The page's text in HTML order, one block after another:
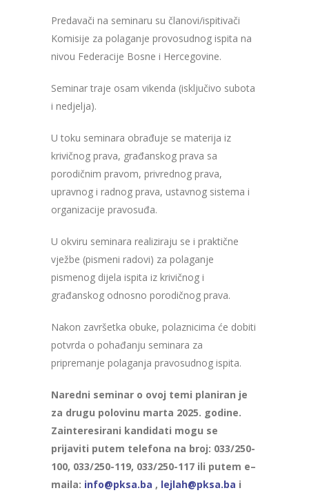
Predavači na seminaru su članovi/ispitivači
Komisije za polaganje provosudnog ispita na
nivou Federacije Bosne i Hercegovine.
Seminar traje osam vikenda (isključivo subota
i nedjelja).
U toku seminara obrađuje se materija iz
krivičnog prava, građanskog prava sa
porodičnim pravom, privrednog prava,
upravnog i radnog prava, ustavnog sistema i
organizacije pravosuđa.
U okviru seminara realiziraju se i praktične
vježbe (pismeni radovi) za polaganje
pismenog dijela ispita iz krivičnog i
građanskog odnosno porodičnog prava.
Nakon završetka obuke, polaznicima će dobiti
potvrda o pohađanju seminara za
pripremanje polaganja pravosudnog ispita.
Naredni seminar o ovoj temi planiran je
za drugu polovinu marta 2025. godine.
Zainteresirani kandidati mogu se
prijaviti putem telefona na broj: 033/250-
100, 033/250-119, 033/250-117 ili putem e–
maila: info@pksa.ba , lejlah@pksa.ba i